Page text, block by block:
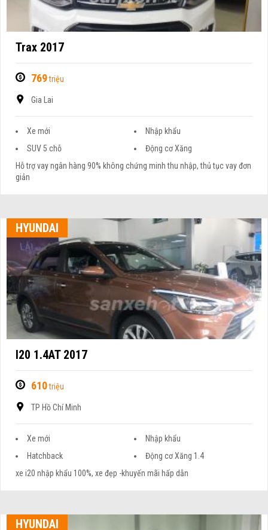
Trax 2017
769triệu
Gia Lai
Xe mới
Nhập khẩu
SUV 5 chỗ
Động cơ Xăng
Hỗ trợ vay ngân hàng 90% không chứng minh thu nhập, thủ tục vay đơn
giản
HYUNDAI
I20 1.4AT 2017
610triệu
TP Hồ Chí Minh
Xe mới
Nhập khẩu
Hatchback
Động cơ Xăng 1.4
xe i20 nhập khẩu 100%, xe đẹp -khuyến mãi hấp dẫn
HYUNDAI